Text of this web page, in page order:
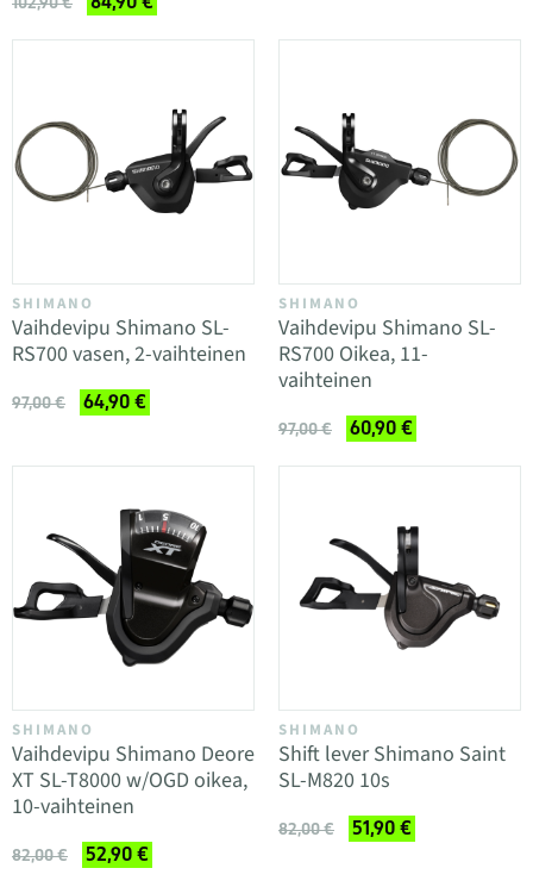
SHIMANO
Vaihdevipu Shimano SL-
RS700 vasen, 2-vaihteinen
97,00 € 64,90 €
SHIMANO
Vaihdevipu Shimano SL-
RS700 Oikea, 11-
vaihteinen
97,00 € 60,90 €
SHIMANO
Vaihdevipu Shimano Deore
XT SL-T8000 w/OGD oikea,
10-vaihteinen
82,00 € 52,90 €
SHIMANO
Shift lever Shimano Saint
SL-M820 10s
82,00 € 51,90 €